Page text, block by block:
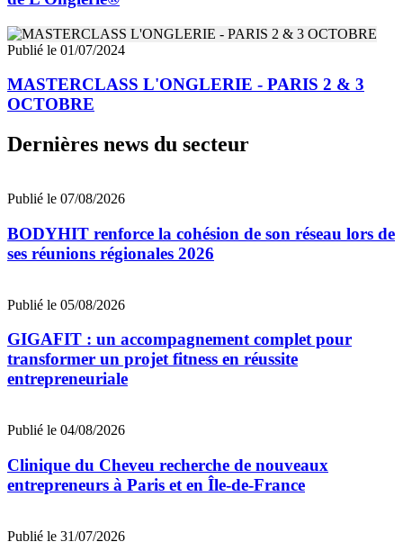
Publié le 01/07/2024
MASTERCLASS L'ONGLERIE - PARIS 2 & 3
OCTOBRE
Dernières news du secteur
Publié le 07/08/2026
BODYHIT renforce la cohésion de son réseau lors de
ses réunions régionales 2026
Publié le 05/08/2026
GIGAFIT : un accompagnement complet pour
transformer un projet fitness en réussite
entrepreneuriale
Publié le 04/08/2026
Clinique du Cheveu recherche de nouveaux
entrepreneurs à Paris et en Île-de-France
Publié le 31/07/2026